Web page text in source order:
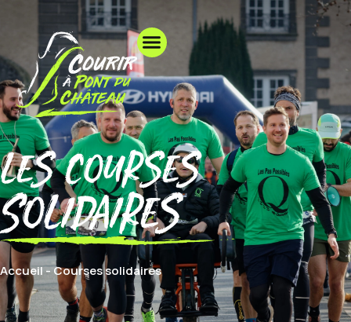
les courses
Solidaires
Accueil-Courses solidaires